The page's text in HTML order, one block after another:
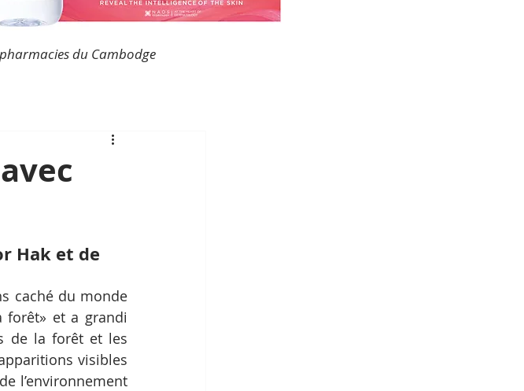
du Cambodge
Hak et de
caché du monde
forêt» et a grandi
de la forêt et les
visibles
l’environnement